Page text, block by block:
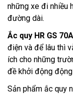
những xe đi nhiều
đường dài.
Ắc quy HR GS
điện và để lâu thì
ích cho những
đề khởi động
Sản phẩm ắc quy